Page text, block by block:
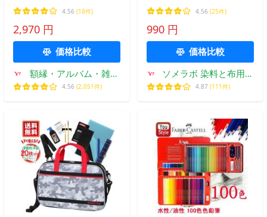
ールド/キャメル/ダークゴ
ールド/ダークブルー 額縁
ポスター額 おしゃれ
4.56 (18件)
2,970 円
価格比較
額縁・アルバム・雑貨
の老舗 万丈
4.56 (2,051件)
補修 黒くする 洗濯OK 落
ちにくい 浸み込みタイプ
混色OK 硬くなりにくい 布
用塗料 リメイク 衣装 ハン
ドメイド
4.56 (25件)
990 円
価格比較
ソメラボ 染料と布用絵
の具の専門店
4.87 (111件)